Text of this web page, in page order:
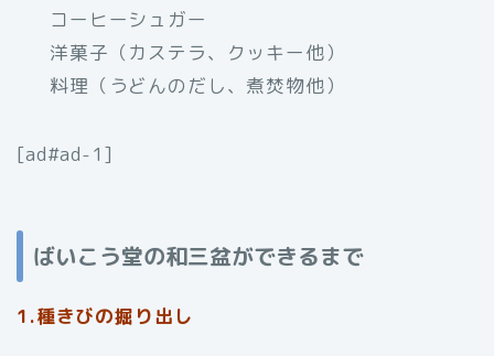
コーヒーシュガー
洋菓子（カステラ、クッキー他）
料理（うどんのだし、煮焚物他）
[ad#ad-1]
ばいこう堂の和三盆ができるまで
1.種きびの掘り出し